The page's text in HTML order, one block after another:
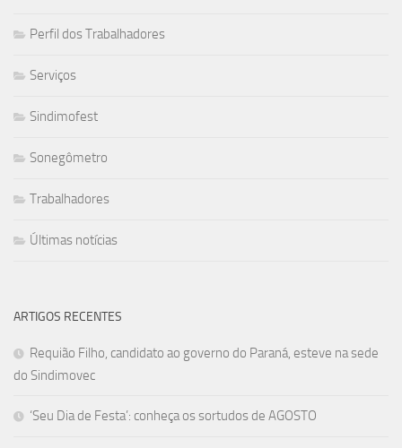
Perfil dos Trabalhadores
Serviços
Sindimofest
Sonegômetro
Trabalhadores
Últimas notícias
ARTIGOS RECENTES
Requião Filho, candidato ao governo do Paraná, esteve na sede
do Sindimovec
‘Seu Dia de Festa’: conheça os sortudos de AGOSTO